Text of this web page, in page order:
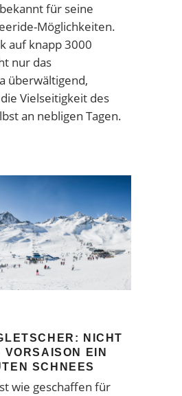
für seine
Möglichkeiten.
auf knapp 3000
nur das
überwältigend,
Vielseitigkeit des
an nebligen Tagen.
NICHT
VORSAISON EIN
SCHNEES
wie geschaffen für